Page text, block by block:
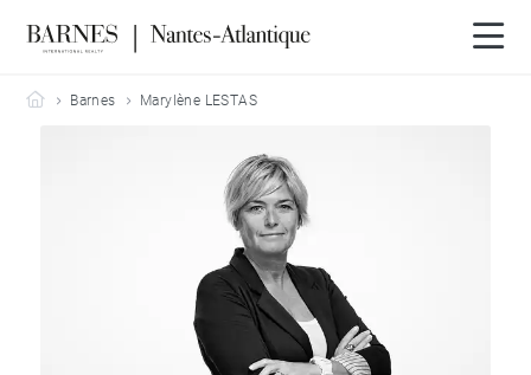
Barnes Nantes-Atlantique
Barnes Marylène LESTAS